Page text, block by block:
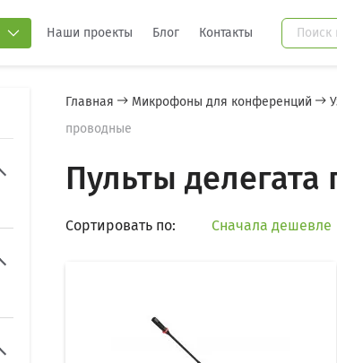
Наши проекты Блог Контакты
Главная Микрофоны для конференций
проводные
Пульты
Сортировать по: Сначала дешевле